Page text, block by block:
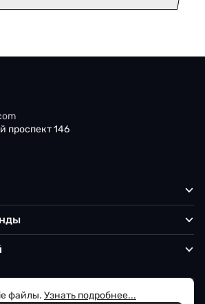
проспект 146
файлы. Узнать подробнее...